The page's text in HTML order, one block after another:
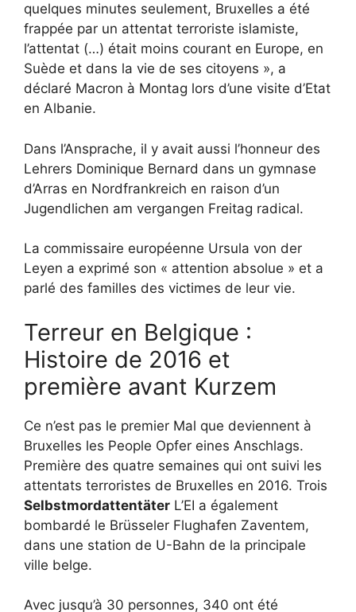
quelques minutes seulement, Bruxelles a été
frappée par un attentat terroriste islamiste,
l’attentat (…) était moins courant en Europe, en
Suède et dans la vie de ses citoyens », a
déclaré Macron à Montag lors d’une visite d’Etat
en Albanie.
Dans l’Ansprache, il y avait aussi l’honneur des
Lehrers Dominique Bernard dans un gymnase
d’Arras en Nordfrankreich en raison d’un
Jugendlichen am vergangen Freitag radical.
La commissaire européenne Ursula von der
Leyen a exprimé son « attention absolue » et a
parlé des familles des victimes de leur vie.
Terreur en Belgique :
Histoire de 2016 et
première avant Kurzem
Ce n’est pas le premier Mal que deviennent à
Bruxelles les People Opfer eines Anschlags.
Première des quatre semaines qui ont suivi les
attentats terroristes de Bruxelles en 2016. Trois
Selbstmordattentäter L’EI a également
bombardé le Brüsseler Flughafen Zaventem,
dans une station de U-Bahn de la principale
ville belge.
Avec jusqu’à 30 personnes, 340 ont été